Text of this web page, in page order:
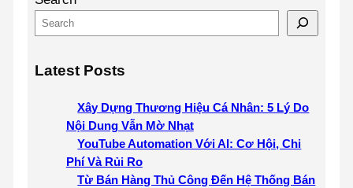
Latest Posts
Xây Dựng Thương Hiệu Cá Nhân: 5 Lý Do
Nội Dung Vẫn Mờ Nhạt
YouTube Automation Với AI: Cơ Hội, Chi
Phí Và Rủi Ro
Từ Bán Hàng Thủ Công Đến Hệ Thống Bán